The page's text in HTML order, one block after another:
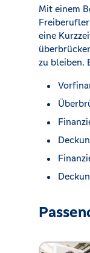
Mit einem
eine
zu bleiben.